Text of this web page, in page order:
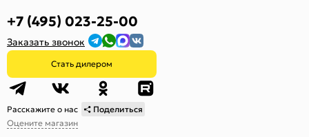
+7 (495) 023-25-00
Заказать звонок
Стать дилером
Расскажите о нас
Поделиться
Оцените магазин